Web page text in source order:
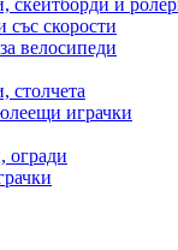
скейтборди и
със скорости
велосипеди
столчета
играчки
огради